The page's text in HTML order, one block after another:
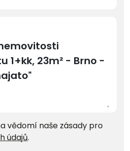
vědomí naše zásady pro
údajů.